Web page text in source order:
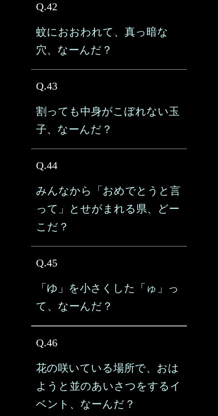
Q.42
蚊におおわれて、真っ暗な
穴、なーんだ？
Q.43
割っても中身がこぼれない玉
子、なーんだ？
Q.44
みんなから「おめでとうと言
って」とせがまれる県、どー
こだ？
Q.45
「ゆ」を小さくした「ゅ」っ
て、なーんだ？
Q.46
花の咲いている場所で、おは
ようと並のあいさつをするイ
ベント、なーんだ？